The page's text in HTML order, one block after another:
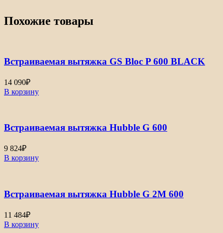
Похожие товары
Встраиваемая вытяжка GS Bloc P 600 BLACK
14 090₽
В корзину
Встраиваемая вытяжка Hubble G 600
9 824₽
В корзину
Встраиваемая вытяжка Hubble G 2M 600
11 484₽
В корзину